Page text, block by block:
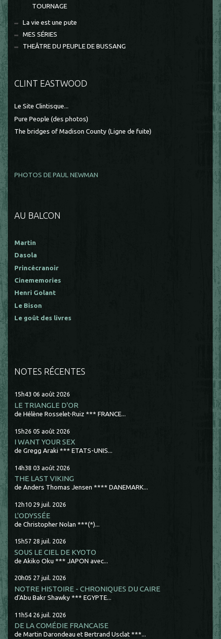
TOURNAGE
La vie est une pute
MES SÉRIES
THEÂTRE DU PEUPLE DE BUSSANG
CLINT EASTWOOD
Le Site Clintisque...
Pure People (des photos)
The bridges of Madison County (Ligne de fuite)
PHOTOS DE PAUL NEWMAN
AU BALCON
Martin
Dasola
Princécranoir
Cinememories
Henri Golant
Le Bison
Le goût des livres
NOTES RÉCENTES
15h43 06 août 2026
LE TRIANGLE D'OR
de Hélène Rosselet-Ruiz *** FRANCE...
15h26 05 août 2026
I WANT YOUR SEX
de Gregg Araki *** ETATS-UNIS...
14h38 03 août 2026
THE LAST VIKING
de Anders Thomas Jensen **** DANEMARK...
12h10 29 juil. 2026
L'ODYSSÉE
de Christopher Nolan ***(*)...
15h57 28 juil. 2026
SOUS LE CIEL DE KYOTO
de Akiko Oku *** JAPON avec...
20h05 27 juil. 2026
NOTRE HISTOIRE - CHRONIQUES DU CAIRE
d'Abu Bakr Shawky *** EGYPTE...
11h54 26 juil. 2026
DE LA COMÉDIE FRANCAISE
de Martin Darondeau et Bertrand Usclat ***...